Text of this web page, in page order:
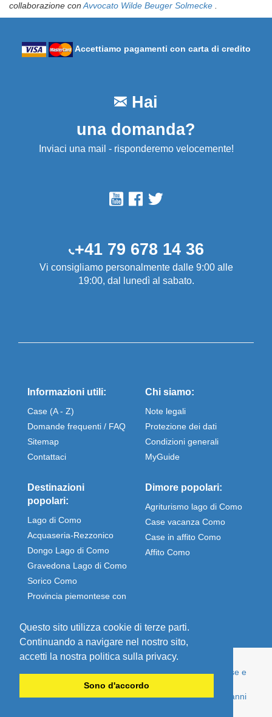
Questo sito utilizza cookie di terze parti.
Continuando a navigare nel nostro sito,
accetti la nostra politica sulla privacy.
Sono d'accordo
collaborazione con Avvocato Wilde Beuger Solmecke
Accettiamo pagamenti con carta di credito
Hai
una domanda?
Inviaci una mail - risponderemo velocemente!
+41 79 678 14 36
Vi consigliamo personalmente dalle 9:00 alle
19:00, dal lunedì al sabato.
Informazioni utili:
Case (A - Z)
Domande frequenti / FAQ
Sitemap
Contattaci
Chi siamo:
Note legali
Protezione dei dati
Condizioni generali
MyGuide
Destinazioni
popolari:
Lago di Como
Acquaseria-Rezzonico
Dongo Lago di Como
Gravedona Lago di Como
Sorico Como
Provincia piemontese con
Dimore popolari:
Agriturismo lago di Como
Case vacanza Como
Case in affito Como
Affito Como
© Comolake Homes - La tua casa per le vacanze. Case e
appartamenti per vacanze direttamente affittati dal
proprietario - economici e ben mantenuti, da oltre 15 anni